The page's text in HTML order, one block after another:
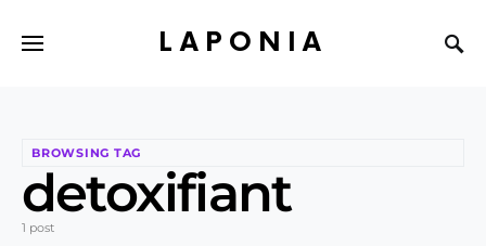
LAPONIA
BROWSING TAG
detoxifiant
1 post